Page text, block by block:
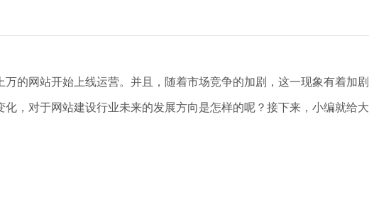
的网站开始上线运营。并且，随着市场竞争的加剧，这一现象有着加
，对于网站建设行业未来的发展方向是怎样的呢？接下来，小编就给